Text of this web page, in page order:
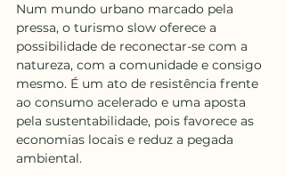
Num mundo urbano marcado pela
pressa, o turismo slow oferece a
possibilidade de reconectar-se com a
natureza, com a comunidade e consigo
mesmo. É um ato de resistência frente
ao consumo acelerado e uma aposta
pela sustentabilidade, pois favorece as
economias locais e reduz a pegada
ambiental.